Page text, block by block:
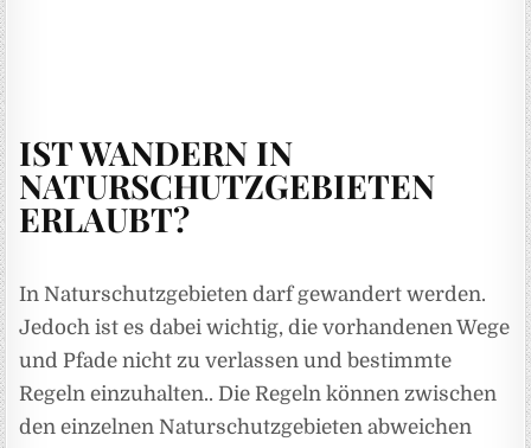
IST WANDERN IN
NATURSCHUTZGEBIETEN
ERLAUBT?
In Naturschutzgebieten darf gewandert werden.
Jedoch ist es dabei wichtig, die vorhandenen Wege
und Pfade nicht zu verlassen und bestimmte
Regeln einzuhalten.. Die Regeln können zwischen
den einzelnen Naturschutzgebieten abweichen